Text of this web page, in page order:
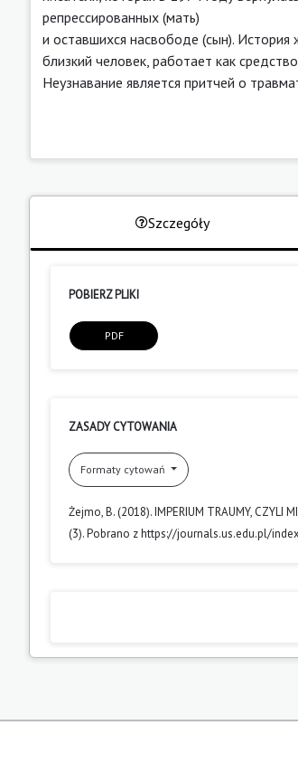
репрессированных (мать)
и оставшихся насвободе (сын).
близкий человек, работает как
Неузнавание является притчей о
Szczegóły
POBIERZ PLIKI
PDF
ZASADY CYTOWANIA
Formaty cytowań
Żejmo, B. (2018). IMPERIUM TRAUMY, CZYLI
(3). Pobrano z https://journals.us.edu.pl/